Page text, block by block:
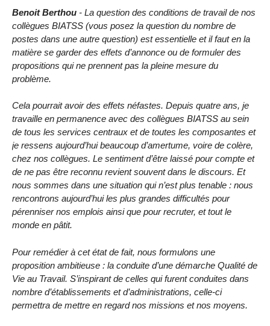
Benoit Berthou - La question des conditions de travail de nos
collègues BIATSS (vous posez la question du nombre de
postes dans une autre question) est essentielle et il faut en la
matière se garder des effets d’annonce ou de formuler des
propositions qui ne prennent pas la pleine mesure du
problème.
Cela pourrait avoir des effets néfastes. Depuis quatre ans, je
travaille en permanence avec des collègues BIATSS au sein
de tous les services centraux et de toutes les composantes et
je ressens aujourd’hui beaucoup d’amertume, voire de colère,
chez nos collègues. Le sentiment d’être laissé pour compte et
de ne pas être reconnu revient souvent dans le discours. Et
nous sommes dans une situation qui n’est plus tenable : nous
rencontrons aujourd’hui les plus grandes difficultés pour
pérenniser nos emplois ainsi que pour recruter, et tout le
monde en pâtit.
Pour remédier à cet état de fait, nous formulons une
proposition ambitieuse : la conduite d’une démarche Qualité de
Vie au Travail. S’inspirant de celles qui furent conduites dans
nombre d’établissements et d’administrations, celle-ci
permettra de mettre en regard nos missions et nos moyens.